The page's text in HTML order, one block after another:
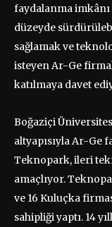
faydalanma
düzeyde
sağlamak ve
isteyen Ar-Ge
katılmaya davet
Boğaziçi
altyapısıyla Ar-Ge
Teknopark, ileri
amaçlıyor.
ve 16 Kuluçka
sahipliği yaptı. 14